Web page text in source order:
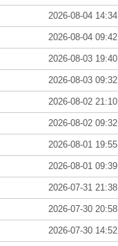
2026-08-04 14:34
2026-08-04 09:42
2026-08-03 19:40
2026-08-03 09:32
2026-08-02 21:10
2026-08-02 09:32
2026-08-01 19:55
2026-08-01 09:39
2026-07-31 21:38
2026-07-30 20:58
2026-07-30 14:52